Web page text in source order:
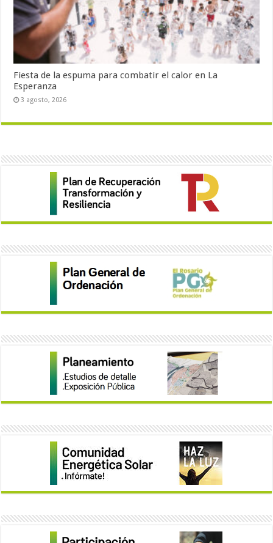
Fiesta de la espuma para combatir el calor en La
Esperanza
3 agosto, 2026